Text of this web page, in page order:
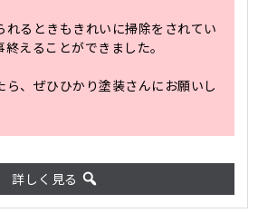
れるときもきれいに掃除をされてい
えることができました。
ら、ぜひひかり塗装さんにお願いし
詳しく見る